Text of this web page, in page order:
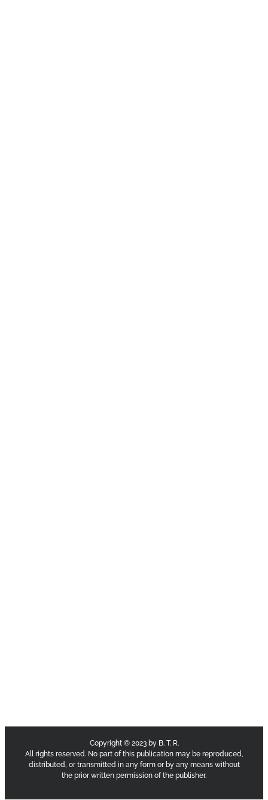
Copyright © 2023 by B. T. R.
All rights reserved. No part of this publication may be reproduced,
distributed, or transmitted in any form or by any means without
the prior written permission of the publisher.